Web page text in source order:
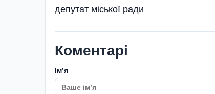
депутат міської ради
Коментарі
Імʼя